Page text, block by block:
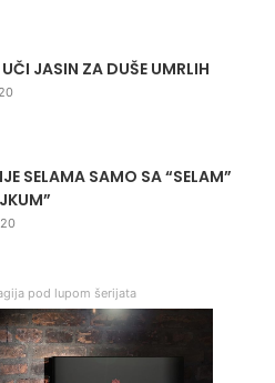
JASIN ZA DUŠE UMRLIH
SELAMA SAMO SA “SELAM”
pod lupom šerijata